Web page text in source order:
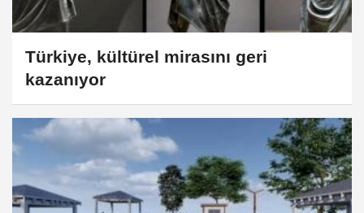
Türkiye, kültürel mirasını geri
kazanıyor